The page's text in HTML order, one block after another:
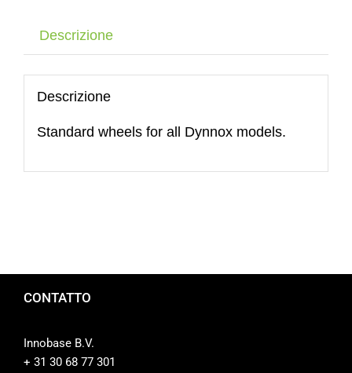
200×40
mm
quantità
Descrizione
Descrizione
Standard wheels for all Dynnox models.
CONTATTO
Innobase B.V.
+ 31 30 68 77 301